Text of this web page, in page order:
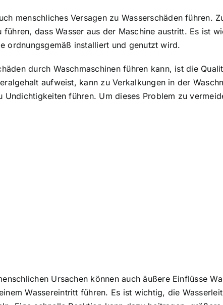
menschliches Versagen zu Wasserschäden führen.
führen, dass Wasser aus der Maschine austritt. Es ist
ordnungsgemäß installiert und genutzt wird.
durch Waschmaschinen führen kann, ist die
aufweist, kann zu Verkalkungen in der
führen. Um dieses Problem zu
Ursachen können auch äußere Einflüsse
Wassereintritt führen. Es ist wichtig, die